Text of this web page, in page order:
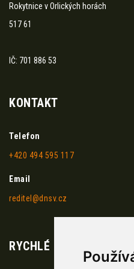
Rokytnice v Orlických horách
517 61
IČ: 701 886 53
KONTAKT
Telefon
+420 494 595 117
Email
reditel@dnsv.cz
RYCHLÉ ODKAZY